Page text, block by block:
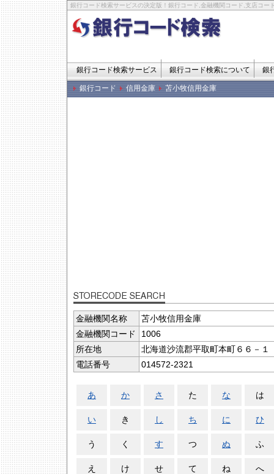
銀行コード検索サービスの決定版！銀行コード,金融機関コード,支店コー
銀行コード検索サービス 銀行コード検索について 銀
銀行コード 信用金庫 苫小牧信用金庫
金融機関名称
苫小牧信用金庫
金融機関コード
1006
所在地
北海道沙流郡平取町本町６６－１
電話番号
014572-2321
あ か さ た な は
い き し ち に ひ
う く す つ ぬ ふ
え け せ て ね へ